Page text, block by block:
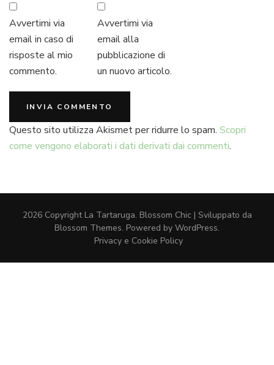
Avvertimi via
email in caso di
risposte al mio
commento.
Avvertimi via
email alla
pubblicazione di
un nuovo articolo.
Questo sito utilizza Akismet per ridurre lo spam. Scopri
come vengono elaborati i dati derivati dai commenti.
2026 Copyright La Tartaruga. Blossom Chic | Sviluppato da
Blossom Themes. Powered by WordPress.
Privacy e Cookie Policy